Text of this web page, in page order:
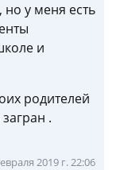
у меня есть
и
родителей
.
2019 г. 22:06